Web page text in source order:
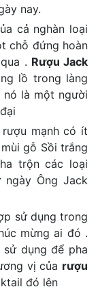
nay.
cả nghàn loại
chỗ đứng hoàn
. Rượu Jack
lồ trong làng
nó là một người
mạnh có ít
gỗ Sồi trắng
trộn các loại
ngày Ông Jack
sử dụng trong
mừng ai đó .
dụng để pha
vị của rượu
đó lên